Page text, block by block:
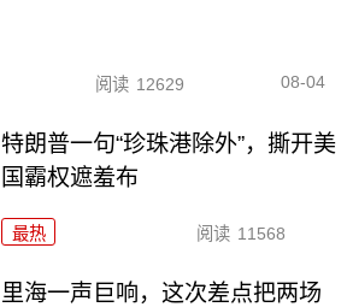
阅读 12629 08-04
特朗普一句“珍珠港除外”，撕开美
国霸权遮羞布
最热 阅读 11568
里海一声巨响，这次差点把两场